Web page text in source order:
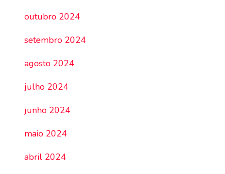
outubro 2024
setembro 2024
agosto 2024
julho 2024
junho 2024
maio 2024
abril 2024